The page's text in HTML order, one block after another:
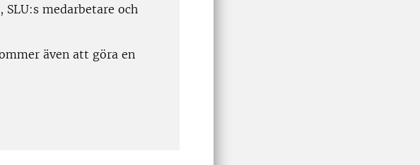
medarbetare och
även att göra en